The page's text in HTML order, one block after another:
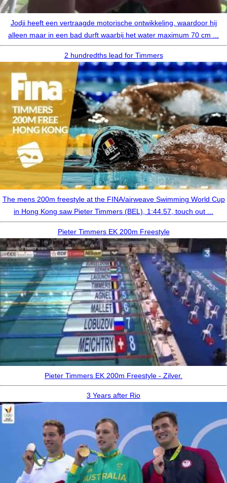
Jodji heeft een vertraagde motorische ontwikkeling, waardoor hij
alleen maar in een bad durft waarbij het water maximum 70 cm ...
2 hundredths lead for Timmers
The mens 200m freestyle at the FINA/airweave Swimming World Cup
in Hong Kong saw Pieter Timmers (BEL), 1:44.57, touch out ...
Pieter Timmers EK 200m Freestyle
Pieter Timmers EK 200m Freestyle - Zilver.
3 Years after Rio